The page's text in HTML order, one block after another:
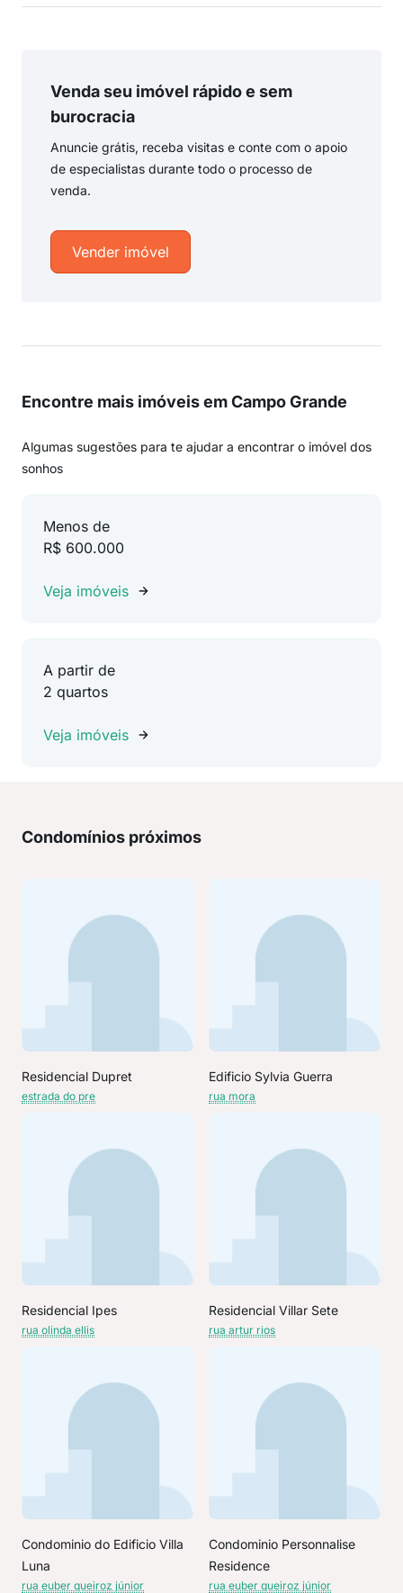
Venda seu imóvel rápido e sem
burocracia
Anuncie grátis, receba visitas e conte com o apoio
de especialistas durante todo o processo de
venda.
Vender imóvel
Encontre mais imóveis em Campo Grande
Algumas sugestões para te ajudar a encontrar o imóvel dos
sonhos
Menos de
R$ 600.000
Veja imóveis
A partir de
2 quartos
Veja imóveis
Condomínios próximos
Residencial Dupret
estrada do pre
Edificio Sylvia Guerra
rua mora
Residencial Ipes
rua olinda ellis
Residencial Villar Sete
rua artur rios
Condominio do Edificio Villa
Luna
rua euber queiroz júnior
Condominio Personnalise
Residence
rua euber queiroz júnior